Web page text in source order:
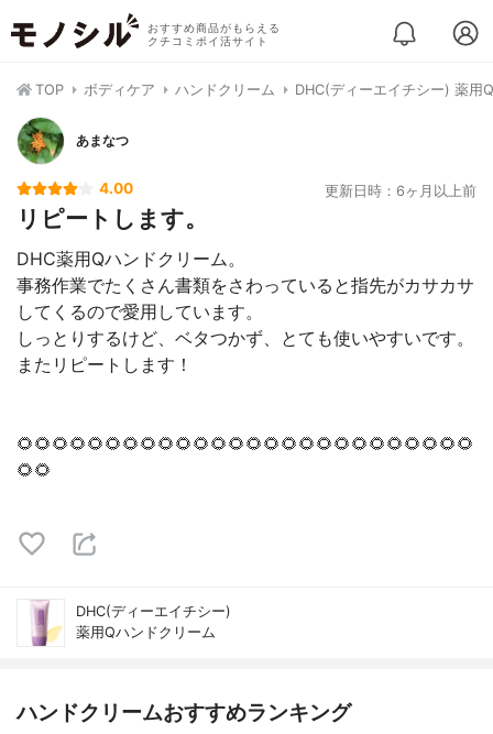
おすすめ商品がもらえる
クチコミポイ活サイト
TOP ボディケア ハンドクリーム DHC(ディーエイチシー) 薬用
あまなつ
4.00 更新日時：6ヶ月以上前
リピートします。
DHC薬用Qハンドクリーム。
事務作業でたくさん書類をさわっていると指先がカサカサ
してくるので愛用しています。
しっとりするけど、ベタつかず、とても使いやすいです。
またリピートします！
🌻🌻🌻🌻🌻🌻🌻🌻🌻🌻🌻🌻🌻🌻🌻🌻🌻🌻🌻🌻🌻🌻🌻🌻🌻🌻
🌻🌻
DHC(ディーエイチシー)
薬用Qハンドクリーム
ハンドクリームおすすめランキング